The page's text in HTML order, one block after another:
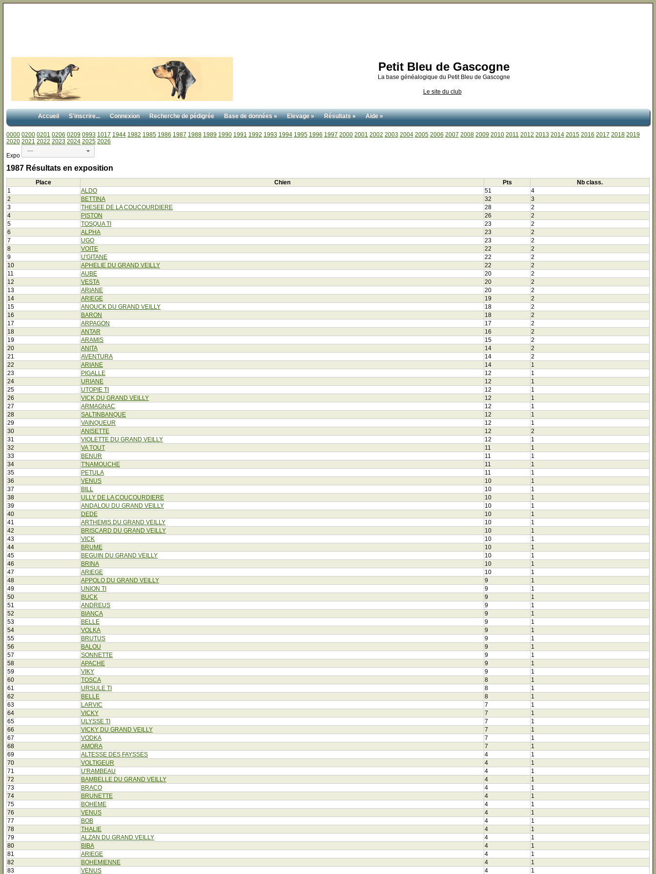
Petit Bleu de Gascogne
La base généalogique du Petit Bleu de Gascogne
Le site du club
Accueil S'inscrire... Connexion Recherche de pédigrée Base de données » Elevage » Résultats » Aide »
0000 0200 0201 0206 0209 0993 1017 1944 1982 1985 1986 1987 1988 1989 1990 1991 1992 1993 1994 1995 1996 1997 2000 2001 2002 2003 2004 2005 2006 2007 2008 2009 2010 2011 2012 2013 2014 2015 2016 2017 2018 2019
2020 2021 2022 2023 2024 2025 2026
Expo
---
1987 Résultats en exposition
Place Chien Pts
Nb class.
1
ALDO 51
4
2
BETTINA 32
3
3
THESEE DE LA COUCOURDIERE 28
2
4
PISTON 26
2
5
TOSQUA TI 23
2
6
ALPHA 23
2
7
UGO 23
2
8
VOITE 22
2
9
U'GITANE 22
2
10
APHELIE DU GRAND VEILLY 22
2
11
AUBE 20
2
12
VESTA 20
2
13
ARIANE 20
2
14
ARIEGE 19
2
15
ANOUCK DU GRAND VEILLY 18
2
16
BARON 18
2
17
ARPAGON 17
2
18
ANTAR 16
2
19
ARAMIS 15
2
20
ANITA 14
2
21
AVENTURA 14
2
22
ARIANE 14
1
23
PIGALLE 12
1
24
URIANE 12
1
25
UTOPIE TI 12
1
26
VICK DU GRAND VEILLY 12
1
27
ARMAGNAC 12
1
28
SALTINBANQUE 12
1
29
VAINQUEUR 12
1
30
ANISETTE 12
2
31
VIOLETTE DU GRAND VEILLY 12
1
32
VA TOUT 11
1
33
BENUR 11
1
34
T'NAMOUCHE 11
1
35
PETULA 11
1
36
VENUS 10
1
37
BILL 10
1
38
ULLY DE LA COUCOURDIERE 10
1
39
ANDALOU DU GRAND VEILLY 10
1
40
DEDE 10
1
41
ARTHEMIS DU GRAND VEILLY 10
1
42
BRISCARD DU GRAND VEILLY 10
1
43
VICK 10
1
44
BRUME 10
1
45
BEGUIN DU GRAND VEILLY 10
1
46
BRINA 10
1
47
ARIEGE 10
1
48
APPOLO DU GRAND VEILLY 9
1
49
UNION TI 9
1
50
BUCK 9
1
51
ANDREUS 9
1
52
BIANCA 9
1
53
BELLE 9
1
54
VOLKA 9
1
55
BRUTUS 9
1
56
BALOU 9
1
57
SONNETTE 9
1
58
APACHE 9
1
59
VIKY 9
1
60
TOSCA 8
1
61
URSULE TI 8
1
62
BELLE 8
1
63
LARVIC 7
1
64
VICKY 7
1
65
ULYSSE TI 7
1
66
VICKY DU GRAND VEILLY 7
1
67
VODKA 7
1
68
AMORA 7
1
69
ALTESSE DES FAYSSES 4
1
70
VOLTIGEUR 4
1
71
U'RAMBEAU 4
1
72
BAMBELLE DU GRAND VEILLY 4
1
73
BRACO 4
1
74
BRUNETTE 4
1
75
BOHEME 4
1
76
VENUS 4
1
77
BOB 4
1
78
THALIE 4
1
79
ALZAN DU GRAND VEILLY 4
1
80
BIBA 4
1
81
ARIEGE 4
1
82
BOHEMIENNE 4
1
83
VENUS 4 1